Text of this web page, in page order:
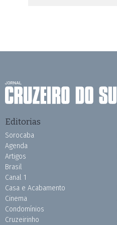
Editorias
Sorocaba
Agenda
Artigos
Brasil
Canal 1
Casa e Acabamento
Cinema
Condomínios
Cruzeirinho